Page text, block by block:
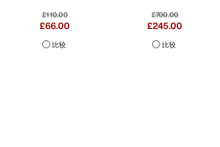
£110.00
£66.00
比较
£700.00
£245.00
比较